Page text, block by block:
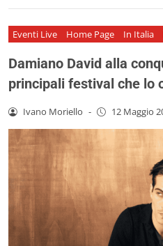
Eventi Live Home Page In Italia
Damiano David alla
principali festival che lo
Ivano Moriello - 12 Maggio